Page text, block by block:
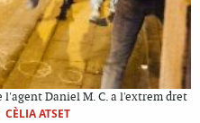
l'agent Daniel M. C. a l'extrem dret
CÈLIA ATSET